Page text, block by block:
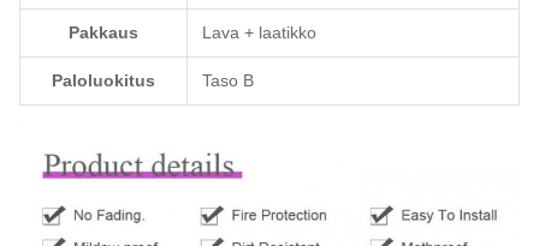
Pakkaus Lava + laatikko
Paloluokitus Taso B